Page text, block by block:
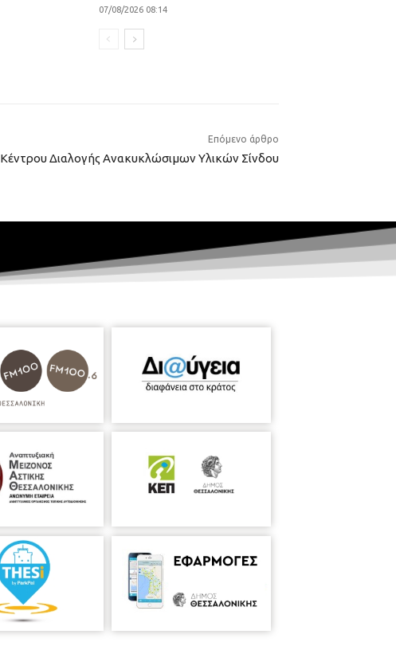
07/08/2026 08:14
Επόμενο άρθρο
Κέντρου Διαλογής Ανακυκλώσιμων Υλικών Σίνδου